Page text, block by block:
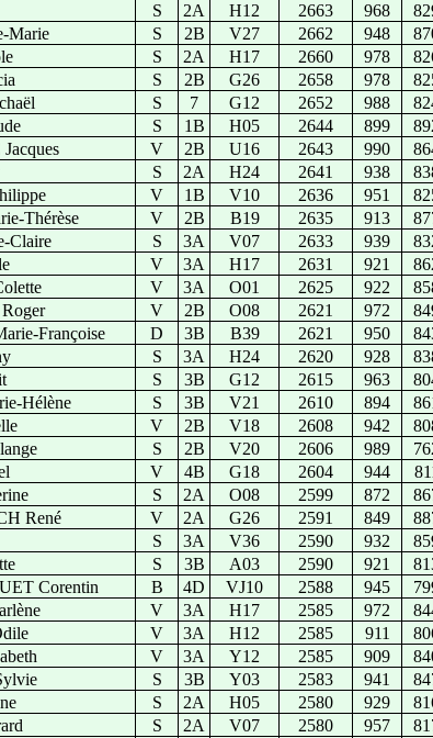
S 2A H12 2663 968
Marie S 2B V27 2662 948
S 2A H17 2660 978
S 2B G26 2658 978
S 7 G12 2652 988
S 1B H05 2644 899
V 2B U16 2643 990
S 2A H24 2641 938
V 1B V10 2636 951
Thérèse V 2B B19 2635 913
Claire S 3A V07 2633 939
V 3A H17 2631 921
V 3A O01 2625 922
V 2B O08 2621 972
Françoise D 3B B39 2621 950
S 3A H24 2620 928
S 3B G12 2615 963
Hélène S 3B V21 2610 894
V 2B V18 2608 942
S 2B V20 2606 989
V 4B G18 2604 944
S 2A O08 2599 872
René V 2A G26 2591 849
S 3A V36 2590 932
S 3B A03 2590 921
Corentin B 4D VJ10 2588 945
V 3A H17 2585 972
V 3A H12 2585 911
V 3A Y12 2585 909
S 3B Y03 2583 941
S 2A H05 2580 929
S 2A V07 2580 957